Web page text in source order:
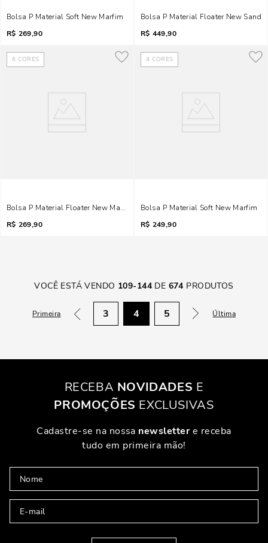
Bolsa P Material Soft New Marfim
R$ 269,90
Bolsa P Material Floater New Sand
R$ 449,90
6 CORES
Bolsa P Material Floater New Marfim
R$ 269,90
4 CORES
Bolsa P Material Soft New Marfim
R$ 249,90
VOCÊ ESTÁ VENDO 109-144 DE 674 PRODUTOS
Primeira 3 4 5 Última
RECEBA NOVIDADES E
PROMOÇÕES EXCLUSIVAS
Cadastre-se na nossa newslettere receba
tudo em primeira mão!